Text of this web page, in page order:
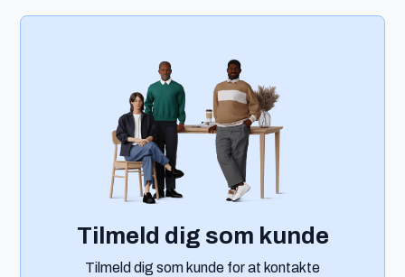
Tilmeld dig som kunde
Tilmeld dig som kunde for at kontakte